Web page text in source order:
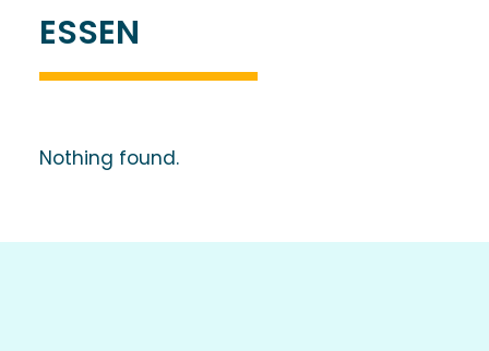
ESSEN
Nothing found.